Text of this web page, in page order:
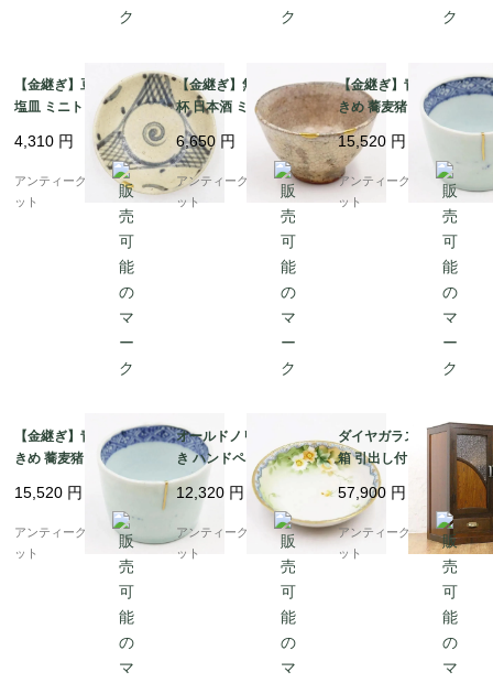
【金継ぎ】豆皿 小皿 手
塩皿 ミニトレイ 染付
呉須 藍色 焼き物 素朴
かわいい 明治 大正 骨
董 アンティーク（網・
渦）A
4,310 円
アンティークブルーパロ
ット
【金継ぎ】無地 貫入 盃
杯 日本酒 ミニマル レ
トロモダン アンティー
ク 和食器 酒器
6,650円
アンティークブルーパロ
ット
【金継ぎ】青磁 染付 大
きめ 蕎麦猪口 カップ
小鉢 骨董 和食器 呉須
藍 アンティーク 和モダ
ン（五弁花・菱・格
子）B
15,520 円
アンティークブルーパロ
ット
【金継ぎ】青磁 染付 大
きめ 蕎麦猪口 カップ
小鉢 骨董 和食器 呉須
藍 アンティーク 和モダ
ン（五弁花・菱・格
子）A
15,520 円
アンティークブルーパロ
ット
オールドノリタケ 手描
き ハンドペイント デザ
ート皿 ボウル NORITA
KE 日本製 アンティー
ク（水色縁・クリーム
色の花）B
12,320 円
アンティークブルーパロ
ット
ダイヤガラス入り 小本
箱 引出し付き書棚 昭和
レトロ 木の温もり ナチ
ュラル シンプル 小ぶり
かわいい 日本製
57,900 円
アンティークブルーパロ
ット